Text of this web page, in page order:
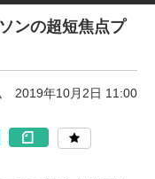
ンの超短焦点プ
2019年10月2日 11:00